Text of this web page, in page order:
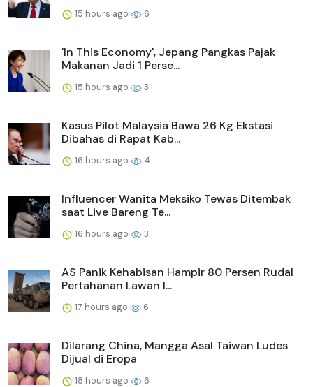
15 hours ago 6
'In This Economy', Jepang Pangkas Pajak
Makanan Jadi 1 Perse...
15 hours ago 3
Kasus Pilot Malaysia Bawa 26 Kg Ekstasi
Dibahas di Rapat Kab...
16 hours ago 4
Influencer Wanita Meksiko Tewas Ditembak
saat Live Bareng Te...
16 hours ago 3
AS Panik Kehabisan Hampir 80 Persen Rudal
Pertahanan Lawan I...
17 hours ago 6
Dilarang China, Mangga Asal Taiwan Ludes
Dijual di Eropa
18 hours ago 6